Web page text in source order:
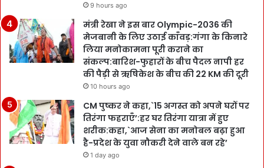
9 hours ago
मंत्री रेखा ने इस बार Olympic-2036 की
मेजबानी के लिए उठाई काँवड़:गंगा के किनारे
लिया मनोकामना पूरी कराने का
संकल्प:बारिश-फुहारों के बीच पैदल नापी हर
की पैड़ी से ऋषिकेश के बीच की 22 KM की दूरी
10 hours ago
CM पुष्कर ने कहा,`15 अगस्त को अपने घरों पर
तिरंगा फहराएँ’:हर घर तिरंगा यात्रा में हुए
शरीक:कहा,`आज सेना का मनोबल बढ़ा हुआ
है-प्रदेश के युवा नौकरी देने वाले बन रहे’
1 day ago